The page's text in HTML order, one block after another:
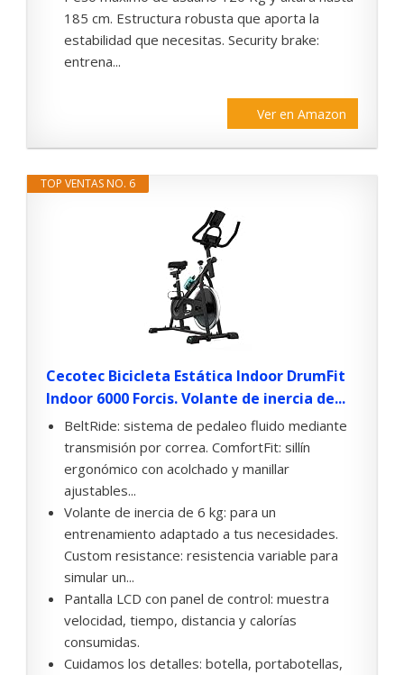
185 cm. Estructura robusta que aporta la
estabilidad que necesitas. Security brake:
entrena...
Ver en Amazon
TOP VENTAS NO. 6
Cecotec Bicicleta Estática Indoor DrumFit
Indoor 6000 Forcis. Volante de inercia de...
BeltRide: sistema de pedaleo fluido mediante
transmisión por correa. ComfortFit: sillín
ergonómico con acolchado y manillar
ajustables...
Volante de inercia de 6 kg: para un
entrenamiento adaptado a tus necesidades.
Custom resistance: resistencia variable para
simular un...
Pantalla LCD con panel de control: muestra
velocidad, tiempo, distancia y calorías
consumidas.
Cuidamos los detalles: botella, portabotellas,